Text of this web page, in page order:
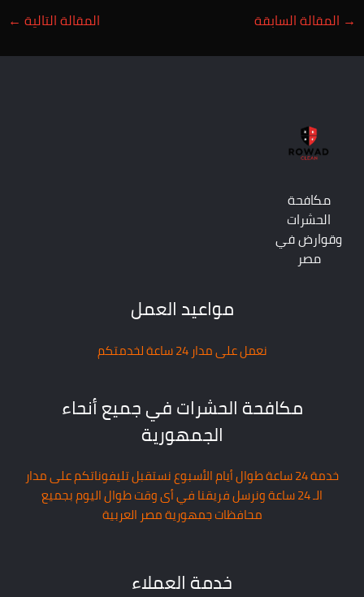
→ المقالة السابقة المقالة التالية ←
مكافحة
الحشرات
وقوارض في
مصر
مواعيد العمل
نعمل على مدار 24 ساعة لخدمتكم
مكافحة الحشرات في جميع أنحاء
الجمهورية
خدمة 24 ساعة طوال أيام الأسبوع نستقبل تليفوناتكم على مدار
الـ 24 ساعة ونرسل فريقنا في أى وقت طوال اليوم بجميع
محافظات جمهورية مصر العربية
خدمة العملاء